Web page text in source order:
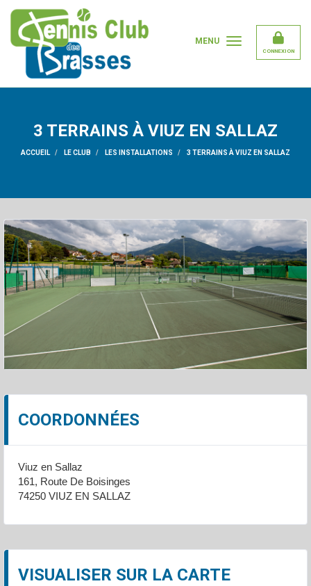
CONNEXION
MENU
3 TERRAINS À VIUZ EN SALLAZ
ACCUEIL LE CLUB LES INSTALLATIONS 3 TERRAINS À VIUZ EN SALLAZ
COORDONNÉES
Viuz en Sallaz
161, Route De Boisinges
74250 VIUZ EN SALLAZ
VISUALISER SUR LA CARTE
Panneau de gestion des cookies